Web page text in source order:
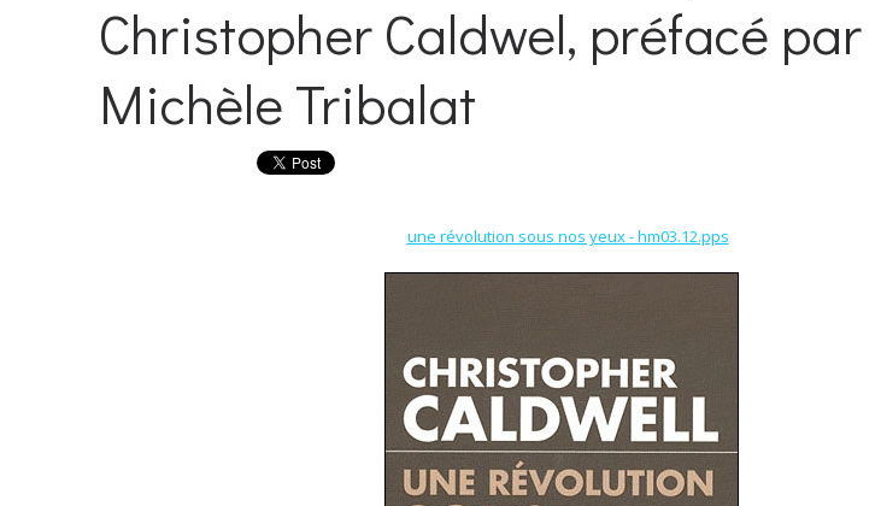
Christopher Caldwel, préfacé par
Michèle Tribalat
une révolution sous nos yeux - hm03.12.pps